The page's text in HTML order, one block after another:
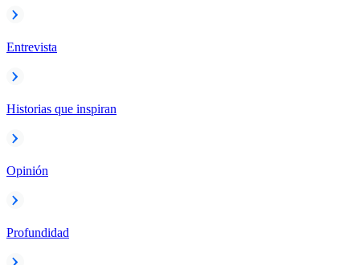
Entrevista
Historias que inspiran
Opinión
Profundidad